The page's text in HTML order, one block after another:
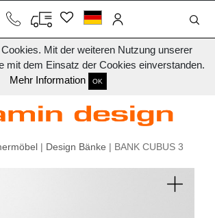
Mit der weiteren Nutzung unserer
mit dem Einsatz der Cookies einverstanden.
Mehr Information
OK
| Design Bänke | BANK CUBUS 3